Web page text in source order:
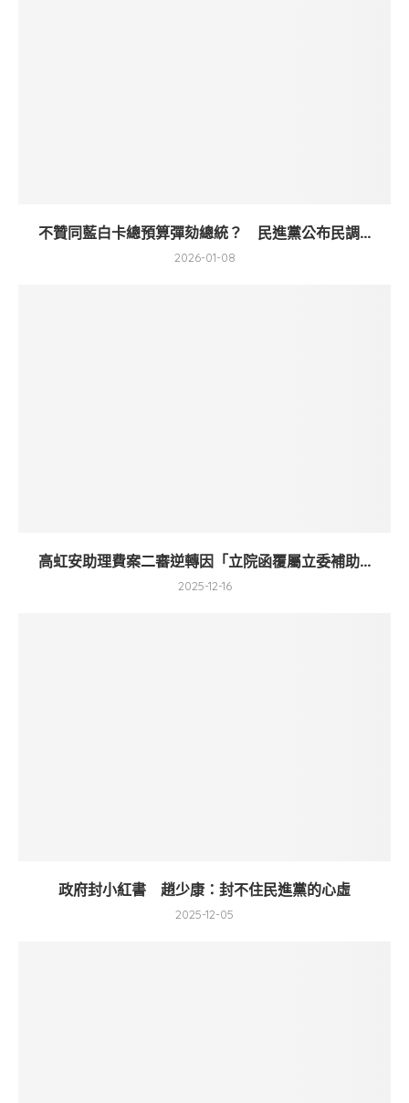
不贊同藍白卡總預算彈劾總統？ 民進黨公布民調...
2026-01-08
高虹安助理費案二審逆轉因「立院函覆屬立委補助...
2025-12-16
政府封小紅書 趙少康：封不住民進黨的心虛
2025-12-05